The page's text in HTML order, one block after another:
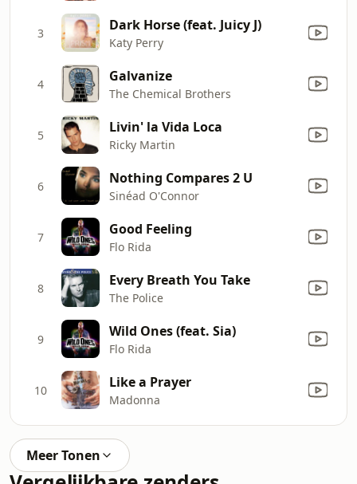
3 Dark Horse (feat. Juicy J)
Katy Perry
4 Galvanize
The Chemical Brothers
5 Livin' la Vida Loca
Ricky Martin
6 Nothing Compares 2 U
Sinéad O'Connor
7 Good Feeling
Flo Rida
8 Every Breath You Take
The Police
9 Wild Ones (feat. Sia)
Flo Rida
10 Like a Prayer
Madonna
Meer Tonen